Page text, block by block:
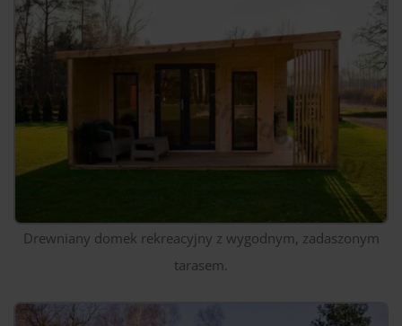
Drewniany domek rekreacyjny z wygodnym, zadaszonym
tarasem.